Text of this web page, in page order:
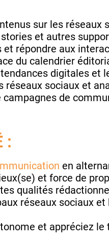
sur les réseaux
et autres
répondre aux
du calendrier
digitales et
réseaux sociaux et
de
:
en
et force de
qualités
réseaux sociaux
et appréciez le